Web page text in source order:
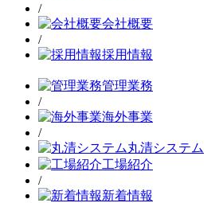
/
会社概要
/
採用情報
管理業務
/
海外事業
/
丸清システム
工場紹介
/
新着情報